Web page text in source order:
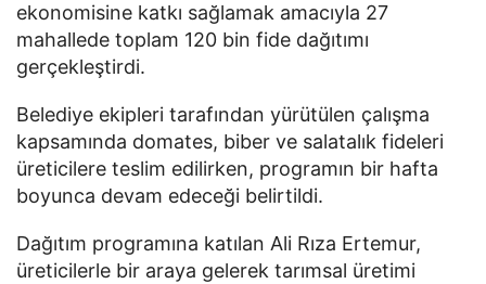
ekonomisine katkı sağlamak amacıyla 27
mahallede toplam 120 bin fide dağıtımı
gerçekleştirdi.
Belediye ekipleri tarafından yürütülen çalışma
kapsamında domates, biber ve salatalık fideleri
üreticilere teslim edilirken, programın bir hafta
boyunca devam edeceği belirtildi.
Dağıtım programına katılan Ali Rıza Ertemur,
üreticilerle bir araya gelerek tarımsal üretimi